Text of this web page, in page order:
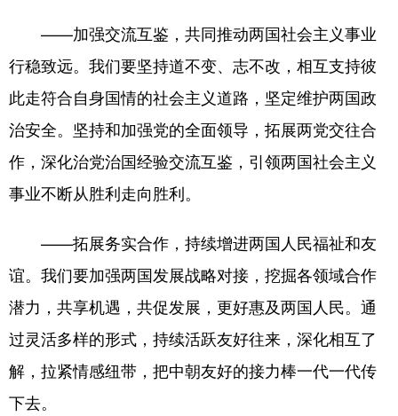
——加强交流互鉴，共同推动两国社会主义事业
行稳致远。我们要坚持道不变、志不改，相互支持彼
此走符合自身国情的社会主义道路，坚定维护两国政
治安全。坚持和加强党的全面领导，拓展两党交往合
作，深化治党治国经验交流互鉴，引领两国社会主义
事业不断从胜利走向胜利。
——拓展务实合作，持续增进两国人民福祉和友
谊。我们要加强两国发展战略对接，挖掘各领域合作
潜力，共享机遇，共促发展，更好惠及两国人民。通
过灵活多样的形式，持续活跃友好往来，深化相互了
解，拉紧情感纽带，把中朝友好的接力棒一代一代传
下去。